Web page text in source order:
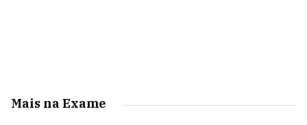
Mais na Exame